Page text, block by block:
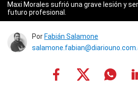
Maxi Morales sufrió una grave lesión y
futuro profesional.
Por Fabián Salamone